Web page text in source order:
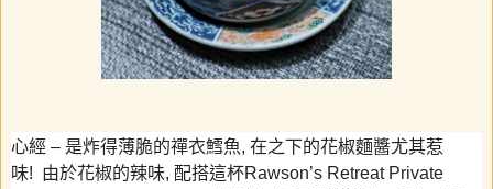
心經 – 是炸得薄脆的禪衣鱈魚, 在之下的花椒麵醬尤其惹
味! 由於花椒的辣味, 配搭這杯Rawson’s Retreat Private